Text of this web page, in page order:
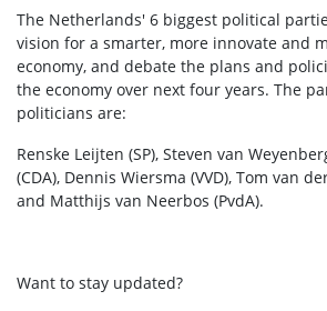
The Netherlands' 6 biggest political
vision for a smarter, more innovate and
economy, and debate the plans and
the economy over next four years. The
politicians are:
Renske Leijten (SP), Steven van
(CDA), Dennis Wiersma (VVD), Tom van
and Matthijs van Neerbos (PvdA).
Want to stay updated?